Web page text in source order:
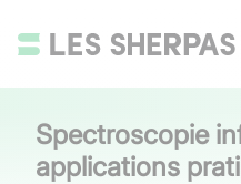
Spectroscopie
applications